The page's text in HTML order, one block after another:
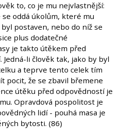
to, co je mu nejvlastnější:
oddá úkolům, které mu
postaven, nebo do níž se
plus dodatečné
je takto útěkem před
li člověk tak, jako by byl
a teprve tento celek tím
pocit, že se zbavil břemene
útěku před odpovědností je
Opravdová pospolitost je
lidí - pouhá masa je
bytosti. (86)